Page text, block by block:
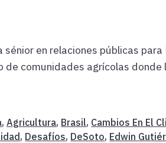
en relaciones públicas
de comunidades agrícolas
,Agricultura, Brasil, Cambios En El
, Desafíos, DeSoto, Edwin